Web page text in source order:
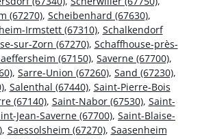
(67270), Scheibenhard (67630),
Irmstett (67310), Schalkendorf
sur-Zorn (67270), Schaffhouse-près-
(67150), Saverne (67700),
, Sarre-Union (67260), Sand (67230),
, Salenthal (67440), Saint-Pierre-Bois
(67140), Saint-Nabor (67530), Saint-
Jean-Saverne (67700), Saint-Blaise-
, Saessolsheim (67270), Saasenheim